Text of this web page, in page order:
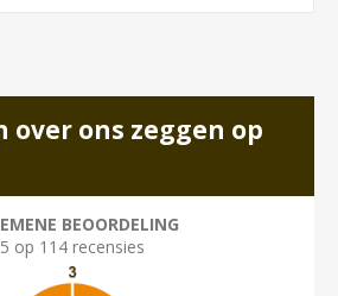
over ons zeggen op
BEOORDELING
5 op 114 recensies